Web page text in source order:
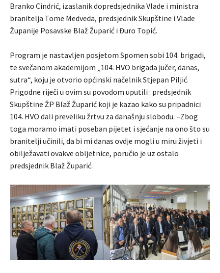
Branko Cindrić, izaslanik dopredsjednika Vlade i ministra
branitelja Tome Medveda, predsjednik Skupštine i Vlade
Županije Posavske Blaž Župarić i Đuro Topić.
Program je nastavljen posjetom Spomen sobi 104. brigadi,
te svečanom akademijom „104. HVO brigada jučer, danas,
sutra“, koju je otvorio općinski načelnik Stjepan Piljić.
Prigodne riječi u ovim su povodom uputili : predsjednik
Skupštine ŽP Blaž Župarić koji je kazao kako su pripadnici
104. HVO dali preveliku žrtvu za današnju slobodu. –Zbog
toga moramo imati poseban pijetet i sjećanje na ono što su
branitelji učinili, da bi mi danas ovdje mogli u miru živjeti i
obilježavati ovakve obljetnice, poručio je uz ostalo
predsjednik Blaž Župarić.